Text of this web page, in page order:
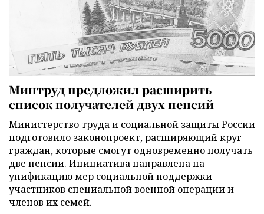
Минтруд предложил расширить
список получателей двух пенсий
Министерство труда и социальной защиты России
подготовило законопроект, расширяющий круг
граждан, которые смогут одновременно получать
две пенсии. Инициатива направлена на
унификацию мер социальной поддержки
участников специальной военной операции и
членов их семей.